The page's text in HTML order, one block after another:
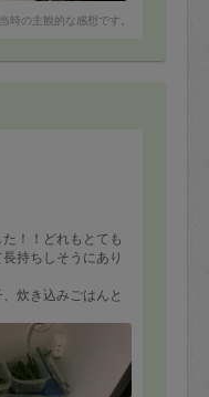
時の主観的な感想です。
！！どれもとても
持ちしそうにあり
炊き込みごはんと
。またどうぞよろ